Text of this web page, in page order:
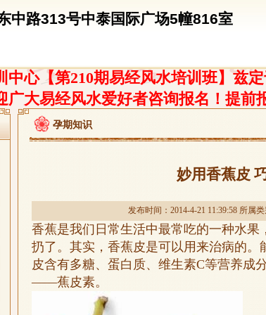
中路313号中泰国际广场5幢816室
心【第210期易经风水培训班】兹定
广大易经风水爱好者咨询报名！提前
孕期知识
妙用香蕉皮
发布时间：2014-4-21 11:39:58 所属类
香蕉是我们日常生活中最常吃的一种水
扔了。其实，香蕉皮是可以用来治病的
皮含有多糖、蛋白质、维生素C等营养成
——蕉皮素。